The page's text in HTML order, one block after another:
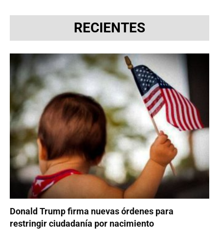
RECIENTES
Donald Trump firma nuevas órdenes para
restringir ciudadanía por nacimiento